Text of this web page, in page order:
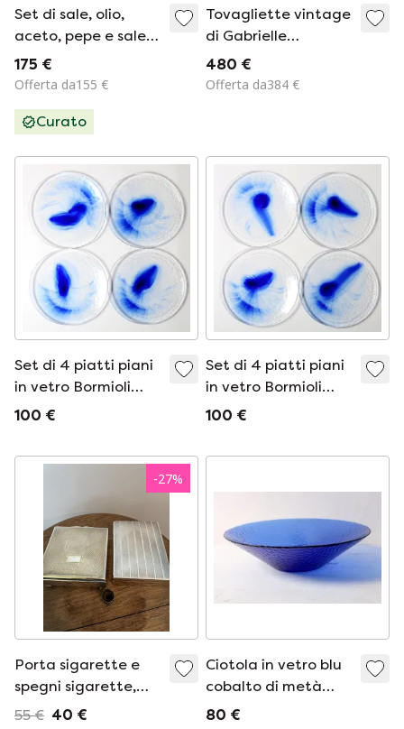
Set di sale, olio,
aceto, pepe e sale
Metropol di Barbara
Brenner per
175 €
Offerta da155 €
Curato
Tovagliette vintage
di Gabrielle
Mackiewicz,
Francia, anni '50,
480 €
Offerta da384 €
Set di 4 piatti piani
in vetro Bormioli
Rocco Swirl, stile
/ anni '90
100 €
Set di 4 piatti piani
in vetro Bormioli
Rocco Swirl, stile
/ anni '90
100 €
-27%
Porta sigarette e
spegni sigarette,
placcati in argento
55 € 40 €
Ciotola in vetro blu
cobalto di metà
secolo / Grande
80 €